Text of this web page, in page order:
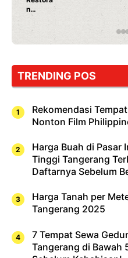
TRENDING POS
Rekomendasi
Nonton Film
Harga Buah di Pasar
Tinggi Tangerang
Daftarnya Sebelum
Harga Tanah per
Tangerang 2025
7 Tempat Sewa
Tangerang di Bawah